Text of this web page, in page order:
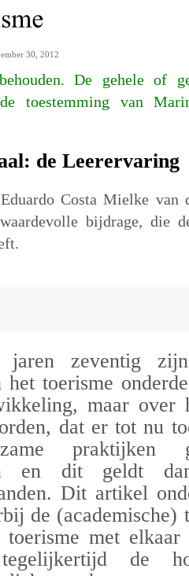
30, 2012
De gehele of
toestemming van
de Leerervaring
Costa Mielke
bijdrage, die
zeventig zijn
het toerisme
maar over
dat er tot nu
en dit geldt
Dit artikel
de
met elkaar
de